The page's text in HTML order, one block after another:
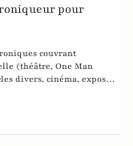
pour
couvrant
(théâtre, One Man
divers, cinéma, expos,